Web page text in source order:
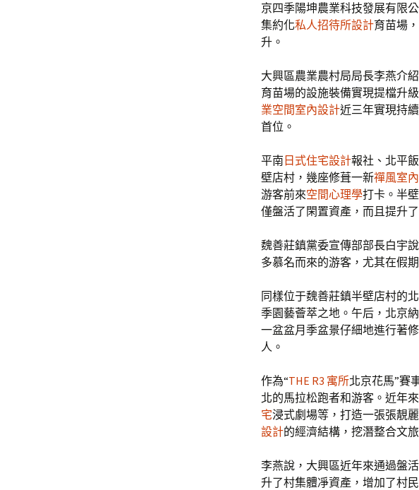
京四季陽坤農業科技發展有限
集約化私人招待所設計育苗場
升。
大興區農業農村局局長李燕介
育苗場的設施裝備實現提檔升
業空間室內設計近三年實現持
首位。
平南 日式住宅設計報社、北平
壁店村，幾座修葺一新禪風室
游客前來空間心理學打卡。半
僅盤活了閑置資產，而且提升
魏善莊鎮黨委宣傳部部長白宇
多慕名而來的游客，尤其在假
同樣位于魏善莊鎮半壁店村的
季園藝薈萃之地。午后，北京
一盆盆月季盆景仔細地進行著
人。
作為“THE R3 寓所北京花馬”賽
北的馬拉松跑者和游客。近年
宅浸式劇場等，打造一張張靚
設計的經濟結構，挖潛整合文
李燕說，大興區近年來通過盤
升了村集體凈資產，增加了村